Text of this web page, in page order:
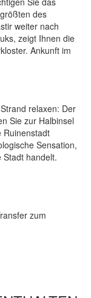
des
weiter nach
zeigt Ihnen die
Ankunft im
relaxen: Der
Sie zur Halbinsel
Ruinenstadt
Sensation,
handelt.
zum